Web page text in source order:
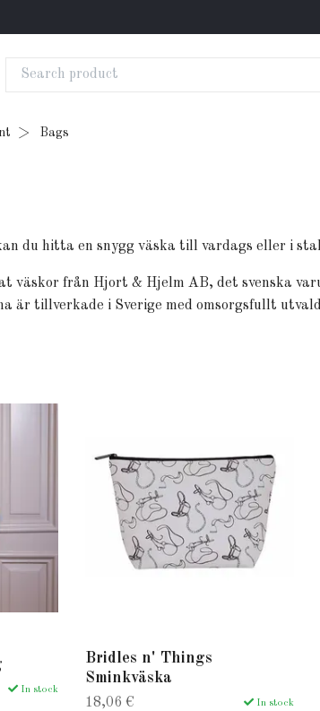
Bags
du hitta en snygg väska till vardags eller i
väskor från Hjort & Hjelm AB, det svenska
är tillverkade i Sverige med omsorgsfullt
In stock
Bridles n' Things
Sminkväska
18,06 € In stock